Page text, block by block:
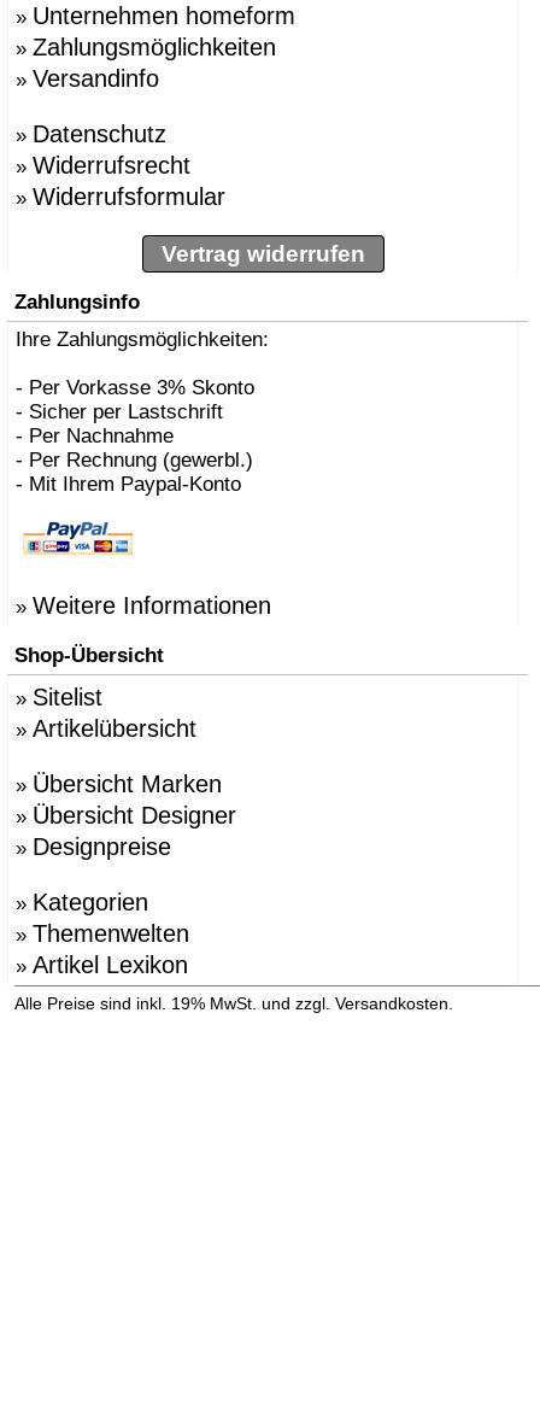
» Unternehmen homeform
» Zahlungsmöglichkeiten
» Versandinfo
» Datenschutz
» Widerrufsrecht
» Widerrufsformular
Vertrag widerrufen
Zahlungsinfo
Ihre Zahlungsmöglichkeiten:
- Per Vorkasse 3% Skonto
- Sicher per Lastschrift
- Per Nachnahme
- Per Rechnung (gewerbl.)
- Mit Ihrem Paypal-Konto
» Weitere Informationen
Shop-Übersicht
» Sitelist
» Artikelübersicht
» Übersicht Marken
» Übersicht Designer
» Designpreise
» Kategorien
» Themenwelten
» Artikel Lexikon
Alle Preise sind inkl. 19% MwSt. und zzgl. Versandkosten.